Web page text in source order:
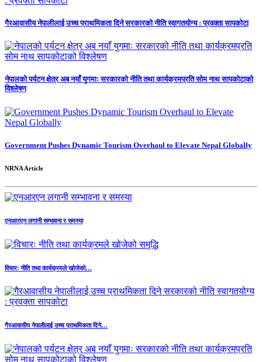
गैरआवासीय नेपालीलाई उच्च प्राथमिकता दिने सरकारको नीति स्वागतयोग्य : प्रवक्ता सापकोटा
नेपालको पर्यटन क्षेत्र अब नयाँ युगमाः सरकारको नीति तथा कार्यक्रमप्रति सोम नाथ सापकोटाको
विश्लेषण
Government Pushes Dynamic Tourism Overhaul to Elevate Nepal Globally
NRNA Article
एनआरएन लगानी सम्भावना र समस्या
विचारः नीति तथा कार्यक्रमले खोजेको…
गैरआवासीय नेपालीलाई उच्च प्राथमिकता दिने…